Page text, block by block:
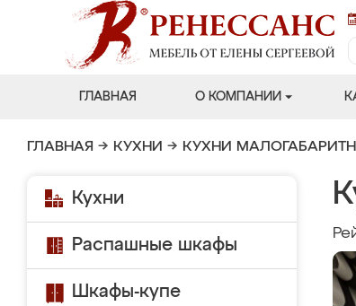
ГЛАВНАЯ О КОМПАНИИ
ГЛАВНАЯ → КУХНИ → КУХНИ
Кухни
Распашные шкафы
Шкафы-купе